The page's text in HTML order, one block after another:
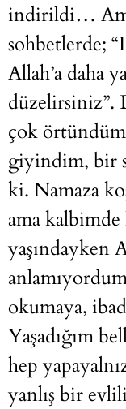
indirildi…
sohbetlerde;
Allah’a daha
düzelirsiniz”.
çok
giyindim, bir
ki. Namaza
ama
yaşındayken
okumaya,
Yaşadığım
hep
yanlış bir